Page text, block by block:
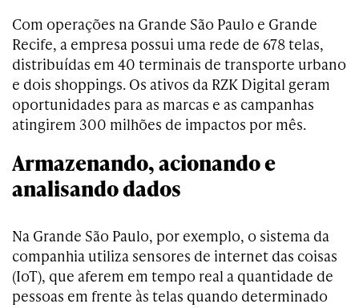
Com operações na Grande São Paulo e Grande
Recife, a empresa possui uma rede de 678 telas,
distribuídas em 40 terminais de transporte urbano
e dois shoppings. Os ativos da RZK Digital geram
oportunidades para as marcas e as campanhas
atingirem 300 milhões de impactos por mês.
Armazenando, acionando e
analisando dados
Na Grande São Paulo, por exemplo, o sistema da
companhia utiliza sensores de internet das coisas
(IoT), que aferem em tempo real a quantidade de
pessoas em frente às telas quando determinado